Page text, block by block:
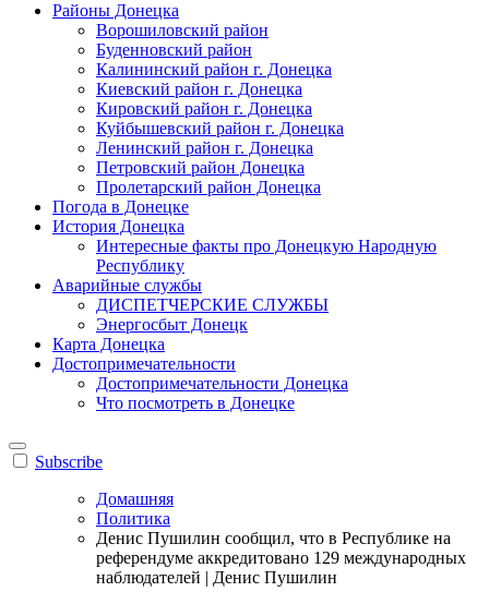
Районы Донецка
Ворошиловский район
Буденновский район
Калининский район г. Донецка
Киевский район г. Донецка
Кировский район г. Донецка
Куйбышевский район г. Донецка
Ленинский район г. Донецка
Петровский район Донецка
Пролетарский район Донецка
Погода в Донецке
История Донецка
Интересные факты про Донецкую Народную
Республику
Аварийные службы
ДИСПЕТЧЕРСКИЕ СЛУЖБЫ
Энергосбыт Донецк
Карта Донецка
Достопримечательности
Достопримечательности Донецка
Что посмотреть в Донецке
Subscribe
Домашняя
Политика
Денис Пушилин сообщил, что в Республике на
референдуме аккредитовано 129 международных
наблюдателей | Денис Пушилин